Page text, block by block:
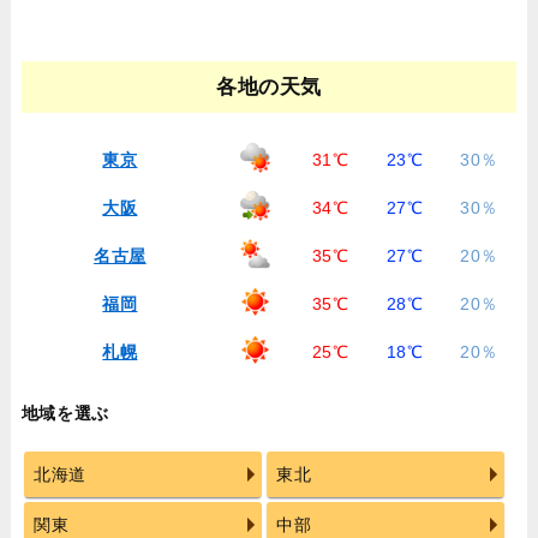
各地の天気
東京 31℃ 23℃ 30％
大阪 34℃ 27℃ 30％
名古屋 35℃ 27℃ 20％
福岡 35℃ 28℃ 20％
札幌 25℃ 18℃ 20％
地域を選ぶ
北海道 東北
関東 中部